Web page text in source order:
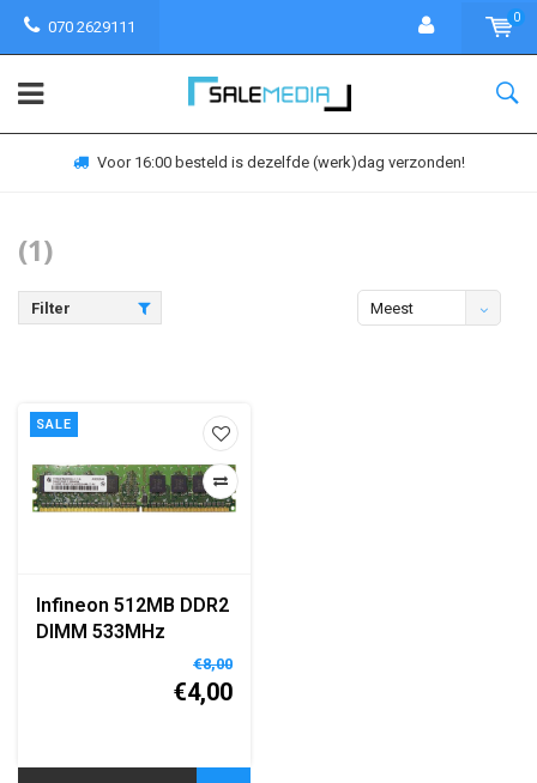
070 2629111
0
Voor 16:00 besteld is dezelfde (werk)dag verzonden!
(1)
Filter
Meest
SALE
Infineon 512MB DDR2
DIMM 533MHz
€8,00
€4,00